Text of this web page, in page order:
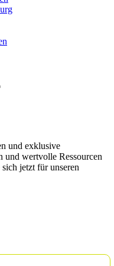
und exklusive
und wertvolle Ressourcen
jetzt für unseren